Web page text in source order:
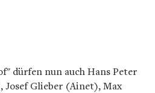
dürfen nun auch Hans Peter
Glieber (Ainet), Max